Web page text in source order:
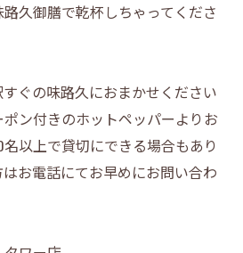
久御膳で乾杯しちゃってくださ
ぐの味路久におまかせください
ン付きのホットペッパーよりお
以上で貸切にできる場合もあり
お電話にてお早めにお問い合わ